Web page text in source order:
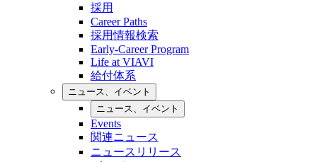
採用
Career Paths
採用情報検索
Early-Career Program
Life at VIAVI
給付体系
ニュース、イベント
ニュース、イベント
Events
関連ニュース
ニュースリリース